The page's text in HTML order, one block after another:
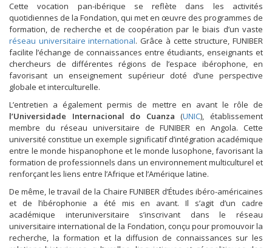
Cette vocation pan-ibérique se reflète dans les activités
quotidiennes de la Fondation, qui met en œuvre des programmes de
formation, de recherche et de coopération par le biais d’un vaste
réseau universitaire international. Grâce à cette structure, FUNIBER
facilite l’échange de connaissances entre étudiants, enseignants et
chercheurs de différentes régions de l’espace ibérophone, en
favorisant un enseignement supérieur doté d’une perspective
globale et interculturelle.
L’entretien a également permis de mettre en avant le rôle de
l’Universidade Internacional do Cuanza (UNIC), établissement
membre du réseau universitaire de FUNIBER en Angola. Cette
université constitue un exemple significatif d’intégration académique
entre le monde hispanophone et le monde lusophone, favorisant la
formation de professionnels dans un environnement multiculturel et
renforçant les liens entre l’Afrique et l’Amérique latine.
De même, le travail de la Chaire FUNIBER d’Études ibéro-américaines
et de l’ibérophonie a été mis en avant. Il s’agit d’un cadre
académique interuniversitaire s’inscrivant dans le réseau
universitaire international de la Fondation, conçu pour promouvoir la
recherche, la formation et la diffusion de connaissances sur les